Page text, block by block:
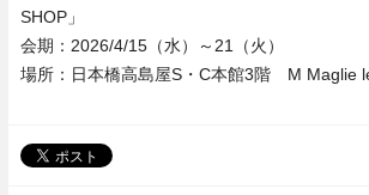
SHOP」
会期：2026/4/15（水）～21（火）
場所：日本橋高島屋S・C本館3階 M Maglie